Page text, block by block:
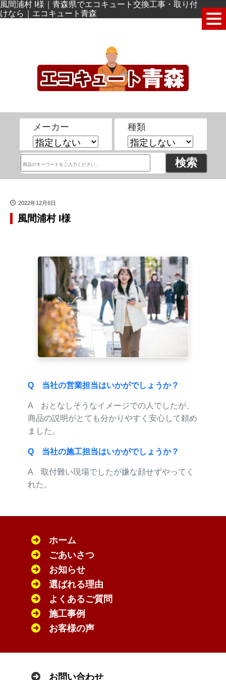
風間浦村 I様｜青森県でエコキュート交換工事・取り付
けなら｜エコキュート青森
メーカー 種類
2022年12月6日
風間浦村 I様
Q 当社の営業担当はいかがでしょうか？
A おとなしそうなイメージでの人でしたが、
商品の説明がとても分かりやすく安心して頼め
ました。
Q 当社の施工担当はいかがでしょうか？
A 取付難い現場でしたが嫌な顔せずやってく
れた。
ホーム
ごあいさつ
お知らせ
選ばれる理由
よくあるご質問
施工事例
お客様の声
お問い合わせ